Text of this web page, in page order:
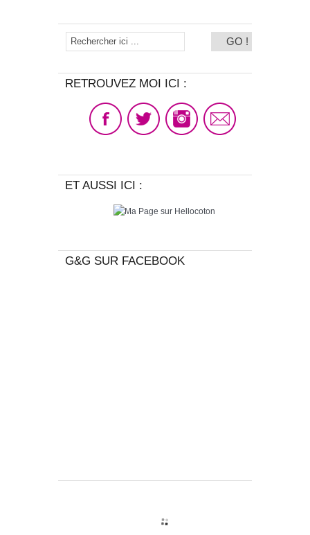
RETROUVEZ MOI ICI :
ET AUSSI ICI :
G&G SUR FACEBOOK